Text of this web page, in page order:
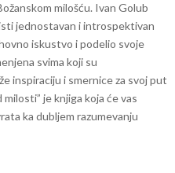
milošću. Ivan Golub
jednostavan i introspektivan
iskustvo i podelio svoje
svima koji su
inspiraciju i smernice za svoj put
je knjiga koja će vas
ka dubljem razumevanju